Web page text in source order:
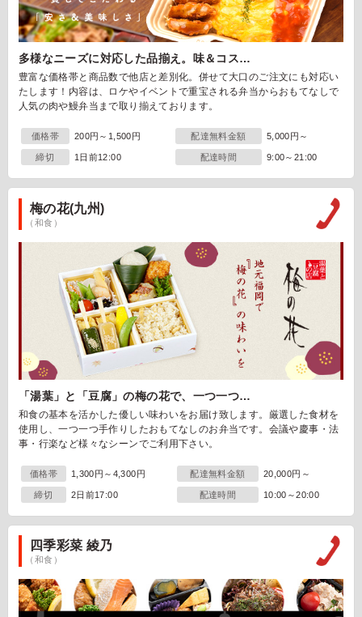
多様なニーズに対応した品揃え。味＆コス…
豊富な価格帯と商品数で他店と差別化。併せて大口のご注文にも対応い
たします！内容は、ロケやイベントで重宝される弁当からおもてなしで
人気の肉や鰻弁当まで取り揃えております。
価格帯 200円～1,500円 配達無料金額 5,000円～
締切 1日前12:00 配達時間 9:00～21:00
梅の花(九州)
（和食）
「湯葉」と「豆腐」の梅の花で、一つ一つ…
和食の基本を活かした優しい味わいをお届け致します。厳選した食材を
使用し、一つ一つ手作りしたおもてなしのお弁当です。会議や慶事・法
事・行楽など様々なシーンでご利用下さい。
価格帯 1,300円～4,300円 配達無料金額 20,000円～
締切 2日前17:00 配達時間 10:00～20:00
四季彩菜 綾乃
（和食）